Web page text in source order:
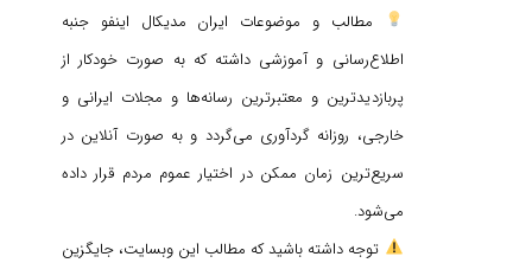
مطالب و موضوعات ایران مدیکال اینفو جنبه
اطلاع‌رسانی و آموزشی داشته که به صورت خودکار از
پربازدیدترین و معتبرترین رسانه‌ها و مجلات ایرانی و
خارجی، روزانه گردآوری می‌گردد و به صورت آنلاین در
سریع‌ترین زمان ممکن در اختیار عموم مردم قرار داده
می‌شود.
توجه داشته باشید که مطالب این وبسایت، جایگزین